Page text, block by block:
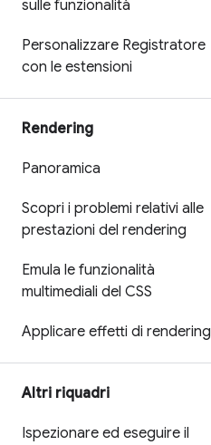
sulle funzionalità
Personalizzare Registratore
con le estensioni
Rendering
Panoramica
Scopri i problemi relativi alle
prestazioni del rendering
Emula le funzionalità
multimediali del CSS
Applicare effetti di rendering
Altri riquadri
Ispezionare ed eseguire il